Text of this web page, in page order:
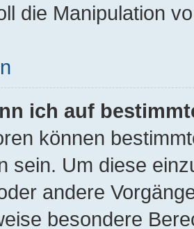
die Manipulation
ich auf
können
sein. Um diese
andere
besondere